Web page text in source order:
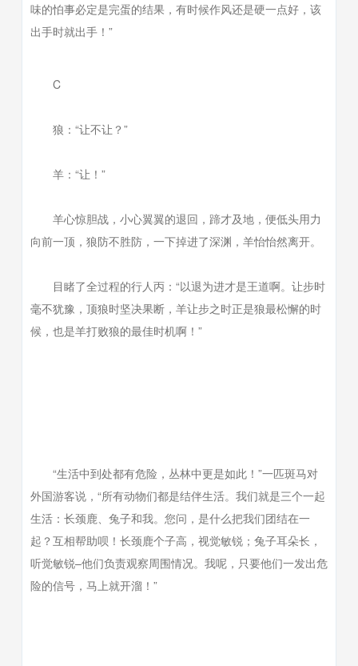
味的怕事必定是完蛋的结果，有时候作风还是硬一点好，该
出手时就出手！”
C
狼：“让不让？”
羊：“让！”
羊心惊胆战，小心翼翼的退回，蹄才及地，便低头用力
向前一顶，狼防不胜防，一下掉进了深渊，羊怡怡然离开。
目睹了全过程的行人丙：“以退为进才是王道啊。让步时
毫不犹豫，顶狼时坚决果断，羊让步之时正是狼最松懈的时
候，也是羊打败狼的最佳时机啊！”
“生活中到处都有危险，丛林中更是如此！”一匹斑马对
外国游客说，“所有动物们都是结伴生活。我们就是三个一起
生活：长颈鹿、兔子和我。您问，是什么把我们团结在一
起？互相帮助呗！长颈鹿个子高，视觉敏锐；兔子耳朵长，
听觉敏锐–他们负责观察周围情况。我呢，只要他们一发出危
险的信号，马上就开溜！”